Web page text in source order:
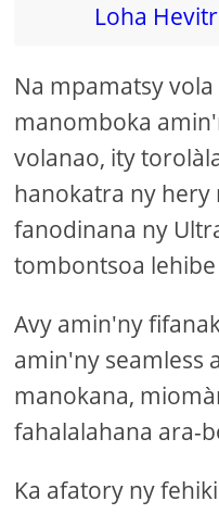
Loha
Na mpamatsy
manomboka
volanao, ity
hanokatra ny
fanodinana ny
tombontsoa
Avy amin'ny
amin'ny seamless
manokana,
fahalalahana ara-
Ka afatory ny